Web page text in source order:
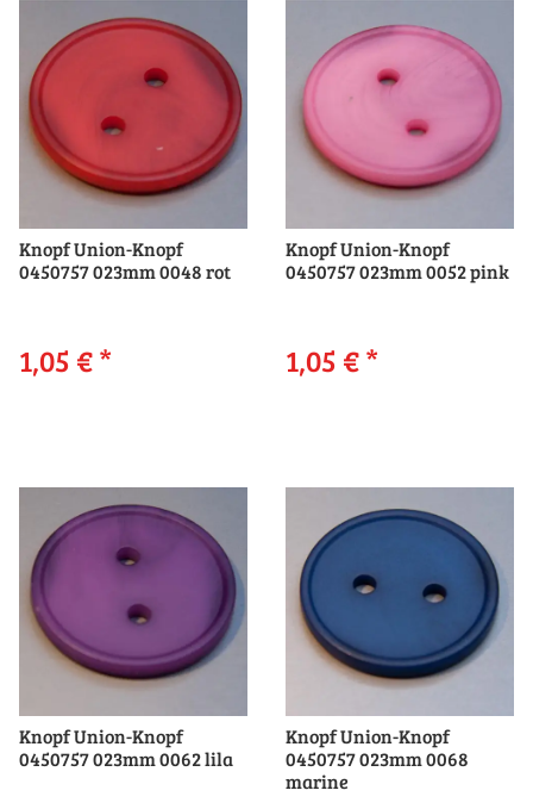
Knopf Union-Knopf
0450757 023mm 0048 rot
1,05 €*
Knopf Union-Knopf
0450757 023mm 0052 pink
1,05 €*
Knopf Union-Knopf
0450757 023mm 0062 lila
Knopf Union-Knopf
0450757 023mm 0068
marine